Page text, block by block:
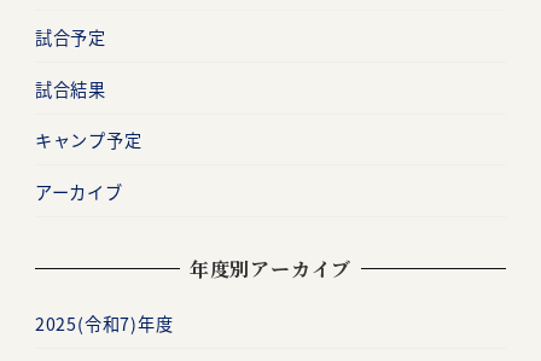
試合予定
試合結果
キャンプ予定
アーカイブ
年度別アーカイブ
2025(令和7)年度